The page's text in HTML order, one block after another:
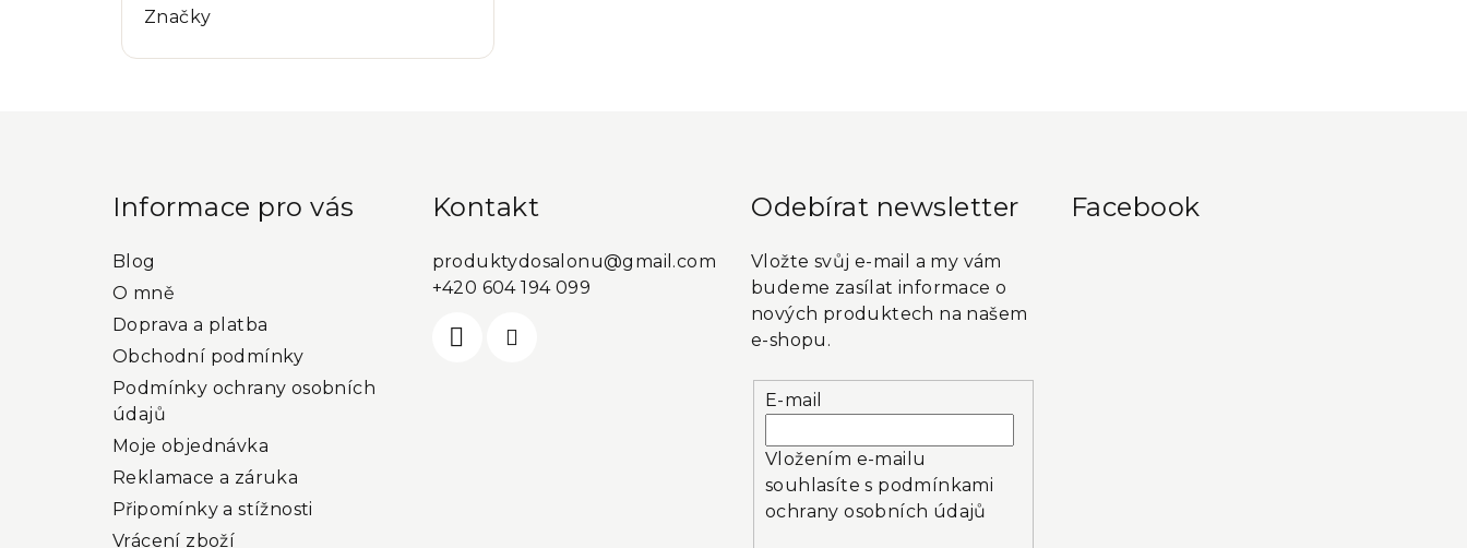
Značky
Informace pro vás
Blog
O mně
Doprava a platba
Obchodní podmínky
Podmínky ochrany osobních
údajů
Moje objednávka
Reklamace a záruka
Připomínky a stížnosti
Vrácení zboží
Kontakt
produktydosalonu@gmail.com
+420 604 194 099
Odebírat newsletter
Vložte svůj e-mail a my vám
budeme zasílat informace o
nových produktech na našem
e-shopu.
E-mail
Vložením e-mailu
souhlasíte s podmínkami
ochrany osobních údajů
Facebook